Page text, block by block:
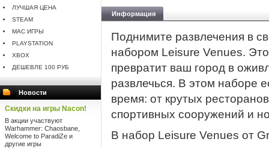
ЛУЧШАЯ ЦЕНА
STEAM
MAC ИГРЫ
PLAYSTATION
XBOX
ДЕШЕВЛЕ 100 РУБ
Новости
Скидки на игры Nacon!
В акции участвуют
Warhammer: Chaosbane,
Welcome to ParadiZe и
другие игры
Информация
Поднимите развлечения в
набором Leisure Venues.
превратит ваш город в
развлечься. В этом наборе
время: от крутых
спортивных сооружений и
В набор Leisure Venues от